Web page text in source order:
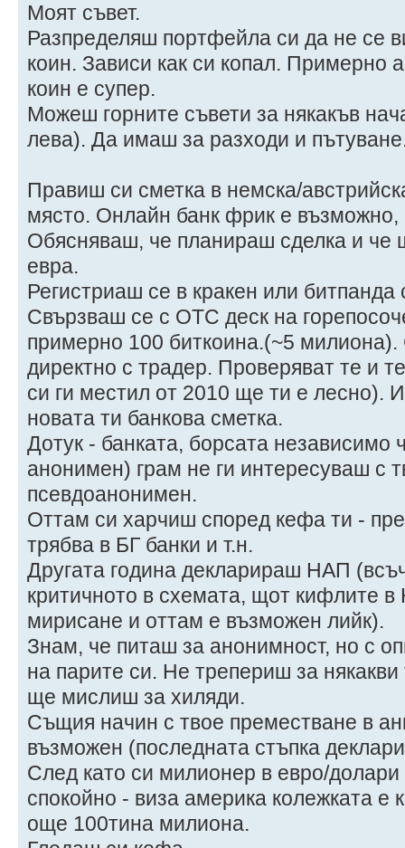
Моят съвет.
Разпределяш портфейла си да не се
коин. Зависи как си копал. Примерно
коин е супер.
Можеш горните съвети за някакъв
лева). Да имаш за разходи и
Правиш си сметка в немска/
място. Онлайн банк фрик е възможно,
Обясняваш, че планираш сделка и
евра.
Регистриаш се в кракен или
Свързваш се с OTC деск на
примерно 100 биткоина.(~5
директно с традер. Проверяват те и
си ги местил от 2010 ще ти е лесно).
новата ти банкова сметка.
Дотук - банката, борсата независимо
анонимен) грам не ги интересуваш с
псевдоанонимен.
Оттам си харчиш според кефа ти -
трябва в БГ банки и т.н.
Другата година декларираш НАП
критичното в схемата, щот кифлите
мирисане и оттам е възможен лийк).
Знам, че питаш за анонимност, но с
на парите си. Не трепериш за
ще мислиш за хиляди.
Същия начин с твое преместване в
възможен (последната стъпка
След като си милионер в евро/
спокойно - виза америка колежката е
още 100тина милиона.